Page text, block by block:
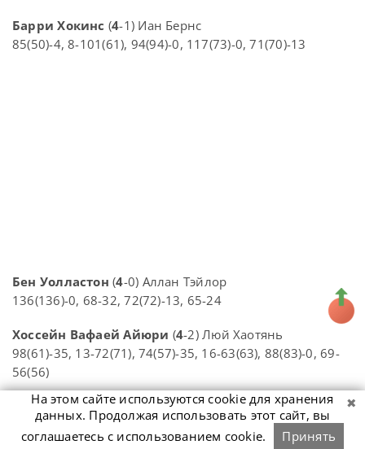
Барри Хокинс (4-1) Иан Бернс
85(50)-4, 8-101(61), 94(94)-0, 117(73)-0, 71(70)-13
Бен Уолластон (4-0) Аллан Тэйлор
136(136)-0, 68-32, 72(72)-13, 65-24
Хоссейн Вафаей Айюри (4-2) Люй Хаотянь
98(61)-35, 13-72(71), 74(57)-35, 16-63(63), 88(83)-0, 69-
56(56)
Кен Доэрти(4-3) Тепчайа Ун-Ну
81-28, 37-65, 73(56)-0, 16-60, 62-26, 0-73(69), 57-8
На этом сайте используются cookie для хранения
данных. Продолжая использовать этот сайт, вы
соглашаетесь с использованием cookie.
Принять